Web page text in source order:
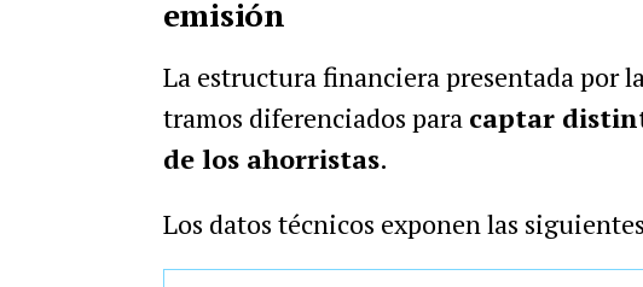
emisión
La estructura financiera presentada por
tramos diferenciados para captar
de los ahorristas.
Los datos técnicos exponen las